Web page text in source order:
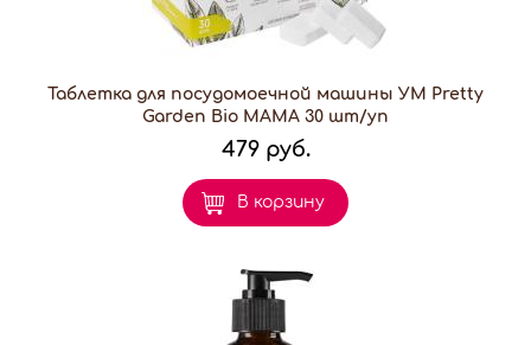
Таблетка для посудомоечной машины УМ Pretty
Garden Bio MAMA 30 шт/уп
479 руб.
В корзину